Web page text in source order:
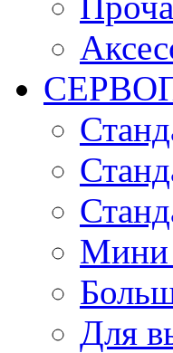
Мини
Для